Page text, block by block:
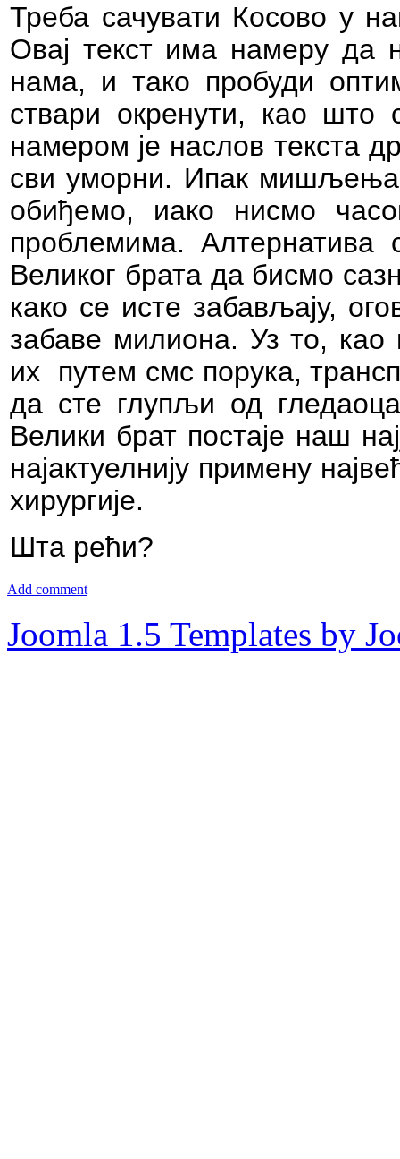
Треба сачувати Косово у
Овај текст има намеру да
нама, и тако пробуди
ствари окренути, као
намером је наслов текста
сви уморни. Ипак
обиђемо, иако нисмо
проблемима. Алтернатива
Великог брата да бисмо
како се исте забављају,
забаве милиона. Уз то, као
их
путем смс порука,
да сте глупљи од
Велики брат постаје наш
најактуелнију примену
хирургије.
Шта рећи?
Add comment
Joomla 1.5 Templates by